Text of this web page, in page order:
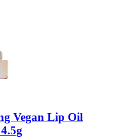
Vegan Lip Oil